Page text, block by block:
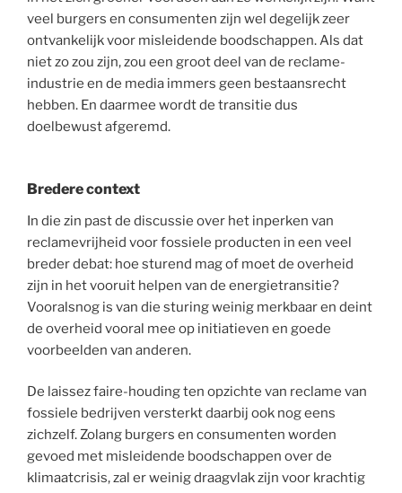
veel burgers en consumenten zijn wel degelijk zeer
ontvankelijk voor misleidende boodschappen. Als dat
niet zo zou zijn, zou een groot deel van de reclame-
industrie en de media immers geen bestaansrecht
hebben. En daarmee wordt de transitie dus
doelbewust afgeremd.
Bredere context
In die zin past de discussie over het inperken van
reclamevrijheid voor fossiele producten in een veel
breder debat: hoe sturend mag of moet de overheid
zijn in het vooruit helpen van de energietransitie?
Vooralsnog is van die sturing weinig merkbaar en deint
de overheid vooral mee op initiatieven en goede
voorbeelden van anderen.
De laissez faire-houding ten opzichte van reclame van
fossiele bedrijven versterkt daarbij ook nog eens
zichzelf. Zolang burgers en consumenten worden
gevoed met misleidende boodschappen over de
klimaatcrisis, zal er weinig draagvlak zijn voor krachtig